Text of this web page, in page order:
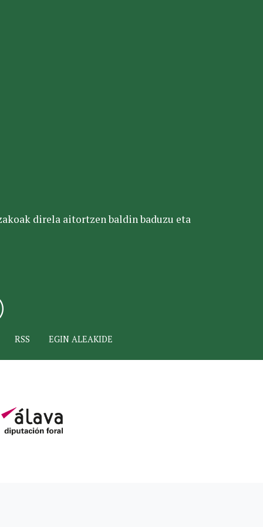
direla aitortzen baldin baduzu eta
RSS EGIN ALEAKIDE